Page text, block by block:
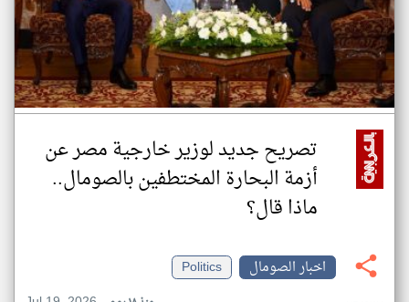
تصريح جديد لوزير خارجية مصر عن
أزمة البحارة المختطفين بالصومال..
ماذا قال؟
اخبار الصومال
Politics